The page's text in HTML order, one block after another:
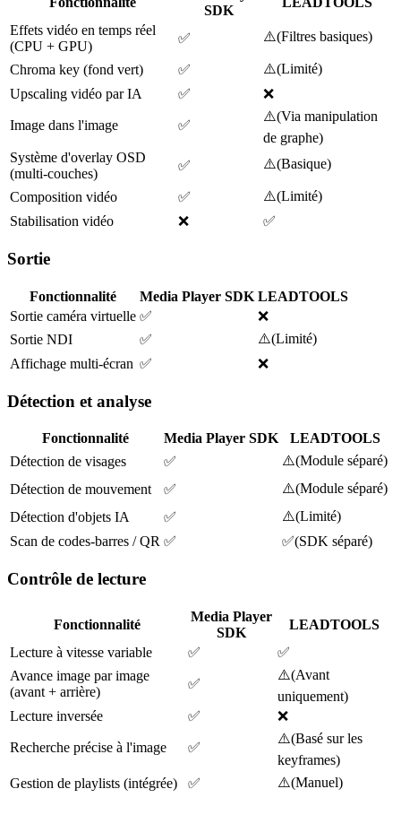
SDK
Effets vidéo en temps réel
(CPU + GPU)
✅ ⚠️(Filtres basiques)
Chroma key (fond vert) ✅ ⚠️(Limité)
Upscaling vidéo par IA
✅ ❌
Image dans l'image ✅
⚠️(Via manipulation
de graphe)
Système d'overlay OSD
(multi-couches)
✅ ⚠️(Basique)
Composition vidéo ✅ ⚠️(Limité)
Stabilisation vidéo
❌ ✅
Sortie
Fonctionnalité Media Player SDK LEADTOOLS
Sortie caméra virtuelle ✅
❌
Sortie NDI
✅ ⚠️(Limité)
Affichage multi-écran ✅ ❌
Détection et analyse
Fonctionnalité Media Player SDK
LEADTOOLS
Détection de visages
✅ ⚠️(Module séparé)
Détection de mouvement
✅ ⚠️(Module séparé)
Détection d'objets IA
✅ ⚠️(Limité)
Scan de codes-barres / QR ✅ ✅(SDK séparé)
Contrôle de lecture
Fonctionnalité
Media Player
SDK
LEADTOOLS
Lecture à vitesse variable
✅
✅
Avance image par image
(avant + arrière)
✅
⚠️(Avant
uniquement)
Lecture inversée
✅ ❌
Recherche précise à l'image ✅
⚠️(Basé sur les
keyframes)
Gestion de playlists (intégrée)
✅ ⚠️(Manuel)